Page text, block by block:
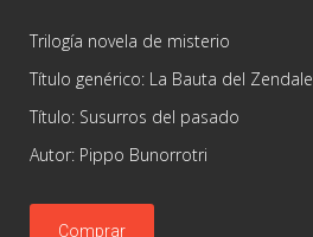
Trilogía novela de misterio
Título genérico: La Bauta del Zendale
Título: Susurros del pasado
Autor: Pippo Bunorrotri
Comprar